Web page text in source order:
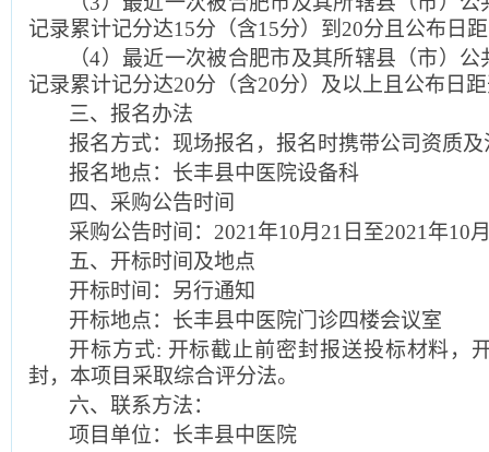
记录累计记分达15分（含15分）到20分且公布日
（4）最近一次被合肥市及其所辖县（市）
记录累计记分达20分（含20分）及以上且公布日
三、报名办法
报名方式：现场报名，报名时携带公司资质
报名地点：长丰县中医院设备科
四、采购公告时间
采购公告时间：2021年10月21日至2021年10
五、开标时间及地点
开标时间：另行通知
开标地点：长丰县中医院门诊四楼会议室
开标方式: 开标截止前密封报送投标材料，
封，本项目采取综合评分法。
六、联系方法：
项目单位：长丰县中医院